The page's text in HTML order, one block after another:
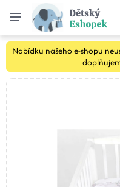
Nabídku našeho e-shopu